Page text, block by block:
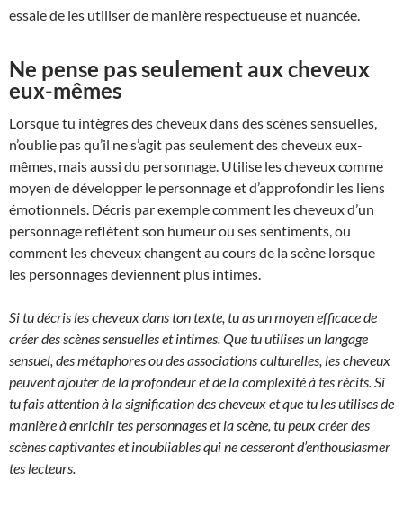
essaie de les utiliser de manière respectueuse et nuancée.
Ne pense pas seulement aux cheveux
eux-mêmes
Lorsque tu intègres des cheveux dans des scènes sensuelles,
n’oublie pas qu’il ne s’agit pas seulement des cheveux eux-
mêmes, mais aussi du personnage. Utilise les cheveux comme
moyen de développer le personnage et d’approfondir les liens
émotionnels. Décris par exemple comment les cheveux d’un
personnage reflètent son humeur ou ses sentiments, ou
comment les cheveux changent au cours de la scène lorsque
les personnages deviennent plus intimes.
Si tu décris les cheveux dans ton texte, tu as un moyen efficace de
créer des scènes sensuelles et intimes. Que tu utilises un langage
sensuel, des métaphores ou des associations culturelles, les cheveux
peuvent ajouter de la profondeur et de la complexité à tes récits. Si
tu fais attention à la signification des cheveux et que tu les utilises de
manière à enrichir tes personnages et la scène, tu peux créer des
scènes captivantes et inoubliables qui ne cesseront d’enthousiasmer
tes lecteurs.